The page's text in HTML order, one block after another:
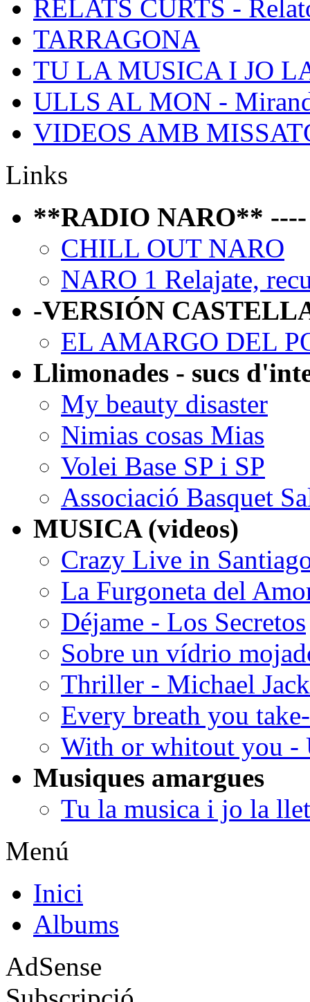
RELATS CURTS -
TARRAGONA
TU LA MUSICA I JO
ULLS AL MON -
VIDEOS AMB
Links
**RADIO NARO** ----
CHILL OUT NARO
NARO 1 Relajate,
-VERSIÓN
EL AMARGO DEL
Llimonades - sucs
My beauty disaster
Nimias cosas Mias
Volei Base SP i SP
Associació Basquet
MUSICA (videos)
Crazy Live in
La Furgoneta del
Déjame - Los Secretos
Sobre un vídrio
Thriller - Michael
Every breath you
With or whitout you -
Musiques amargues
Tu la musica i jo la
Menú
Inici
Albums
AdSense